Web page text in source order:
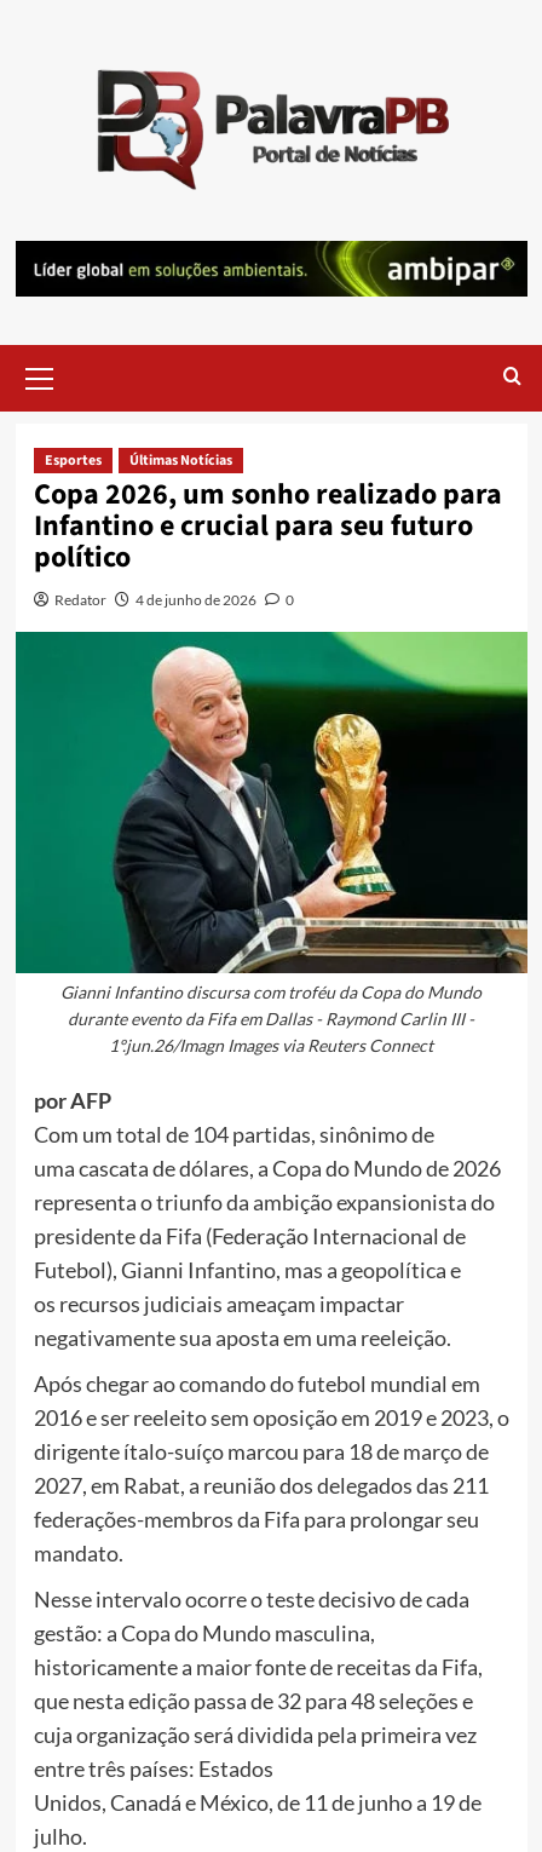
Menu
Esportes Últimas Notícias
Copa 2026, um sonho realizado para
Infantino e crucial para seu futuro
político
Redator 4 de junho de 2026 0
Gianni Infantino discursa com troféu da Copa do Mundo
durante evento da Fifa em Dallas - Raymond Carlin III -
1º.jun.26/Imagn Images via Reuters Connect
por AFP
Com um total de 104 partidas, sinônimo de
uma cascata de dólares, a Copa do Mundo de 2026
representa o triunfo da ambição expansionista do
presidente da Fifa (Federação Internacional de
Futebol), Gianni Infantino, mas a geopolítica e
os recursos judiciais ameaçam impactar
negativamente sua aposta em uma reeleição.
Após chegar ao comando do futebol mundial em
2016 e ser reeleito sem oposição em 2019 e 2023, o
dirigente ítalo-suíço marcou para 18 de março de
2027, em Rabat, a reunião dos delegados das 211
federações-membros da Fifa para prolongar seu
mandato.
Nesse intervalo ocorre o teste decisivo de cada
gestão: a Copa do Mundo masculina,
historicamente a maior fonte de receitas da Fifa,
que nesta edição passa de 32 para 48 seleções e
cuja organização será dividida pela primeira vez
entre três países: Estados
Unidos, Canadá e México, de 11 de junho a 19 de
julho.